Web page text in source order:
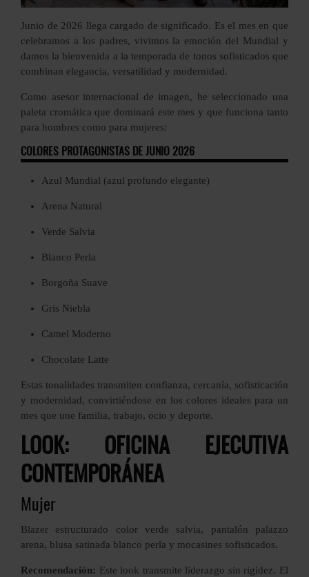
Junio de 2026 llega cargado de significado. Es el mes en que
celebramos a los padres, vivimos la emoción del Mundial y
damos la bienvenida a la temporada de tonos sofisticados que
combinan elegancia, versatilidad y modernidad.
Como asesor internacional de imagen, he seleccionado una
paleta cromática que dominará este mes y que funciona tanto
para hombres como para mujeres:
COLORES PROTAGONISTAS DE JUNIO 2026
Azul Mundial (azul profundo elegante)
Arena Natural
Verde Salvia
Blanco Perla
Borgoña Suave
Gris Niebla
Camel Moderno
Chocolate Latte
Estas tonalidades transmiten confianza, cercanía, sofisticación
y modernidad, convirtiéndose en los colores ideales para un
mes que une familia, trabajo, ocio y deporte.
LOOK: OFICINA EJECUTIVA
CONTEMPORÁNEA
Mujer
Blazer estructurado color verde salvia, pantalón palazzo
arena, blusa satinada blanco perla y mocasines sofisticados.
Recomendación: Este look transmite liderazgo sin rigidez. El